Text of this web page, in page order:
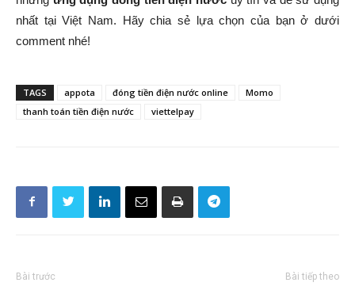
nhất tại Việt Nam. Hãy chia sẻ lựa chọn của bạn ở dưới
comment nhé!
TAGS appota đóng tiền điện nước online
Momo
thanh toán tiền điện nước
viettelpay
Bài trước Bài tiếp theo